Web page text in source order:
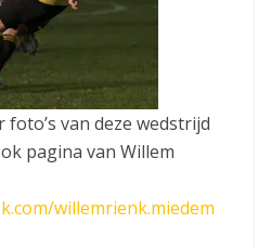
van deze wedstrijd
pagina van Willem
willemrienk.miedem